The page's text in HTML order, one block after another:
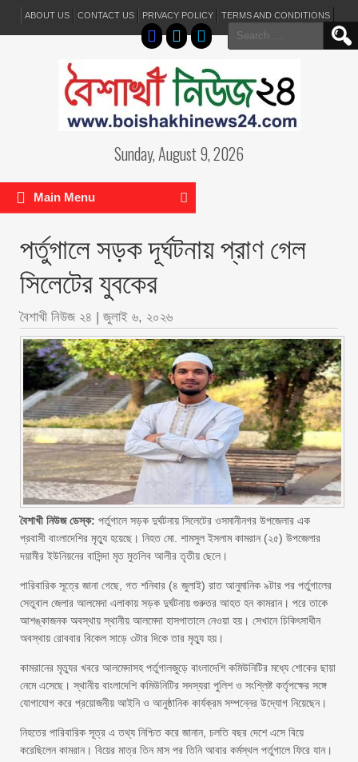
ABOUT US CONTACT US PRIVACY POLICY TERMS AND CONDITIONS
Search
for:
Sunday, August 9, 2026
Main Menu
পর্তুগালে সড়ক দূর্ঘটনায় প্রাণ গেল
সিলেটের যুবকের
বৈশাখী নিউজ ২৪ | জুলাই ৬, ২০২৬
বৈশাখী নিউজ ডেস্ক: পর্তুগালে সড়ক দুর্ঘটনায় সিলেটের ওসমানীনগর উপজেলার এক
প্রবাসী বাংলাদেশির মৃত্যু হয়েছে। নিহত মো. শামসুল ইসলাম কামরান (২৫) উপজেলার
দয়ামীর ইউনিয়নের বাসিন্দা মৃত মুতলিব আলীর তৃতীয় ছেলে।
পারিবারিক সূত্রে জানা গেছে, গত শনিবার (৪ জুলাই) রাত আনুমানিক ৯টার পর পর্তুগালের
সেতুবাল জেলার আলমেদা এলাকায় সড়ক দুর্ঘটনায় গুরুতর আহত হন কামরান। পরে তাকে
আশঙ্কাজনক অবস্থায় স্থানীয় আলমেদা হাসপাতালে নেওয়া হয়। সেখানে চিকিৎসাধীন
অবস্থায় রোববার বিকেল সাড়ে ৩টার দিকে তার মৃত্যু হয়।
কামরানের মৃত্যুর খবরে আলমেদাসহ পর্তুগালজুড়ে বাংলাদেশি কমিউনিটির মধ্যে শোকের ছায়া
নেমে এসেছে। স্থানীয় বাংলাদেশি কমিউনিটির সদস্যরা পুলিশ ও সংশ্লিষ্ট কর্তৃপক্ষের সঙ্গে
যোগাযোগ করে প্রয়োজনীয় আইনি ও আনুষ্ঠানিক কার্যক্রম সম্পন্নের উদ্যোগ নিয়েছেন।
নিহতের পারিবারিক সূত্র এ তথ্য নিশ্চিত করে জানান, চলতি বছর দেশে এসে বিয়ে
করেছিলেন কামরান। বিয়ের মাত্র তিন মাস পর তিনি আবার কর্মস্থল পর্তুগালে ফিরে যান।